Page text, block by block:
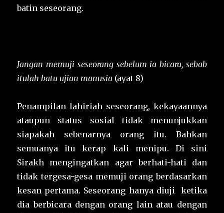
batin seseorang.
Jangan memuji seseorang sebelum ia bicara, sebab
itulah batu ujian manusia (ayat 8)
Penampilan lahiriah seseorang, kekayaannya
ataupun status sosial tidak menunjukkan
siapakah sebenarnya orang itu. Bahkan
semuanya itu kerap kali menipu. Di sini
Sirakh mengingatkan agar berhati-hati dan
tidak tergesa-gesa memuji orang berdasarkan
kesan pertama. Seseorang hanya diuji ketika
dia berbicara dengan orang lain atau dengan